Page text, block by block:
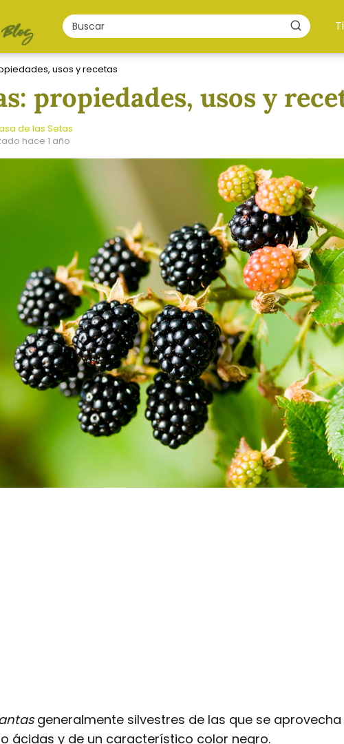
usos y recetas
propiedades, usos y
de las Setas
hace 1 año
generalmente silvestres de las que se
ácidas y de un característico color negro.